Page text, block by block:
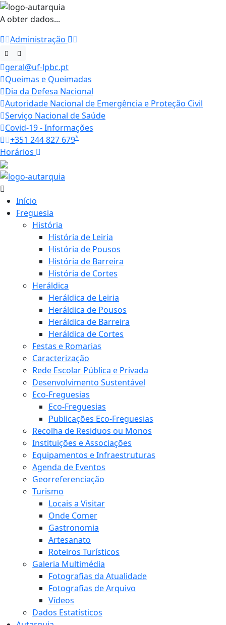
A obter dados...
Administração
geral@uf-lpbc.pt
Queimas e Queimadas
Dia da Defesa Nacional
Autoridade Nacional de Emergência e Proteção Civil
Serviço Nacional de Saúde
Covid-19 - Informações
+351 244 827 679*
Horários
Início
Freguesia
História
História de Leiria
História de Pousos
História de Barreira
História de Cortes
Heráldica
Heráldica de Leiria
Heráldica de Pousos
Heráldica de Barreira
Heráldica de Cortes
Festas e Romarias
Caracterização
Rede Escolar Pública e Privada
Desenvolvimento Sustentável
Eco-Freguesias
Eco-Freguesias
Publicações Eco-Freguesias
Recolha de Residuos ou Monos
Instituições e Associações
Equipamentos e Infraestruturas
Agenda de Eventos
Georreferenciação
Turismo
Locais a Visitar
Onde Comer
Gastronomia
Artesanato
Roteiros Turísticos
Galeria Multimédia
Fotografias da Atualidade
Fotografias de Arquivo
Vídeos
Dados Estatísticos